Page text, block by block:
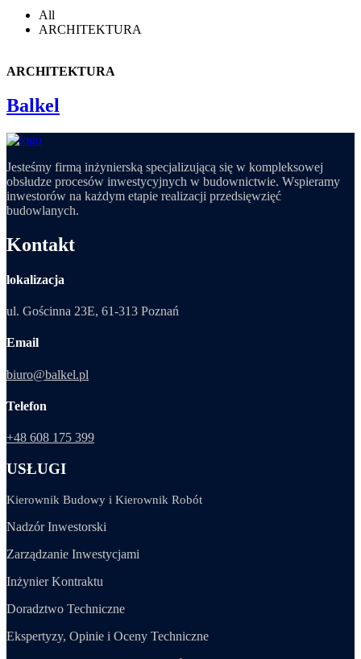
All
ARCHITEKTURA
ARCHITEKTURA
Balkel
Jesteśmy firmą inżynierską specjalizującą się w kompleksowej
obsłudze procesów inwestycyjnych w budownictwie. Wspieramy
inwestorów na każdym etapie realizacji przedsięwzięć
budowlanych.
Kontakt
lokalizacja
ul. Gościnna 23E, 61-313 Poznań
Email
biuro@balkel.pl
Telefon
+48 608 175 399
USŁUGI
Kierownik Budowy i Kierownik Robót
Nadzór Inwestorski
Zarządzanie Inwestycjami
Inżynier Kontraktu
Doradztwo Techniczne
Ekspertyzy, Opinie i Oceny Techniczne